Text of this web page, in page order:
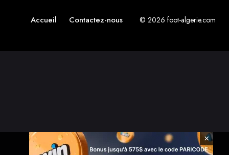
Accueil Contactez-nous © 2026 foot-algerie.com
×